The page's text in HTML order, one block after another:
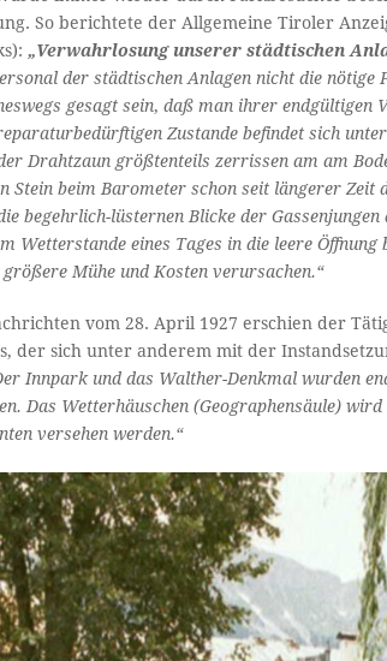
So berichtete der Allgemeine Tiroler
„Verwahrlosung unserer städtischen
der städtischen Anlagen nicht die nötige
gesagt sein,daß man ihrer endgültigen
Zustande befindet sich
Drahtzaun größtenteils zerrissen am am
Stein beim Barometer schon seit längerer
begehrlich-lüsternen Blicke der
Wetterstande eines Tages in die leere
Mühe und Kosten verursachen.“
vom 28. April 1927 erschien der
der sich unter anderem mit der
Innpark und das Walther-Denkmal wurden
Das Wetterhäuschen (Geographensäule)
versehen werden.“